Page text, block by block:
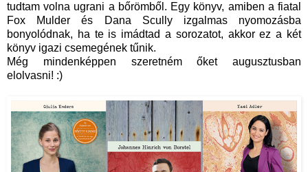
tudtam volna ugrani a bőrömből. Egy könyv, amiben a fiatal
Fox Mulder és Dana Scully izgalmas nyomozásba
bonyolódnak, ha te is imádtad a sorozatot, akkor ez a két
könyv igazi csemegének tűnik.
Még mindenképpen szeretném őket augusztusban
elolvasni! :)